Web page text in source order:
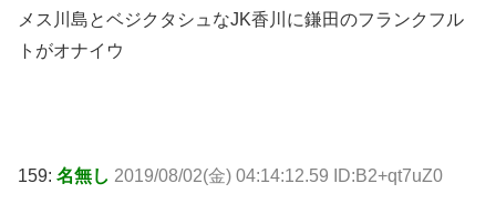
メス川島とベジクタシュなJK香川に鎌田のフランクフル
トがオナイウ
159: 名無し 2019/08/02(金) 04:14:12.59 ID:B2+qt7uZ0